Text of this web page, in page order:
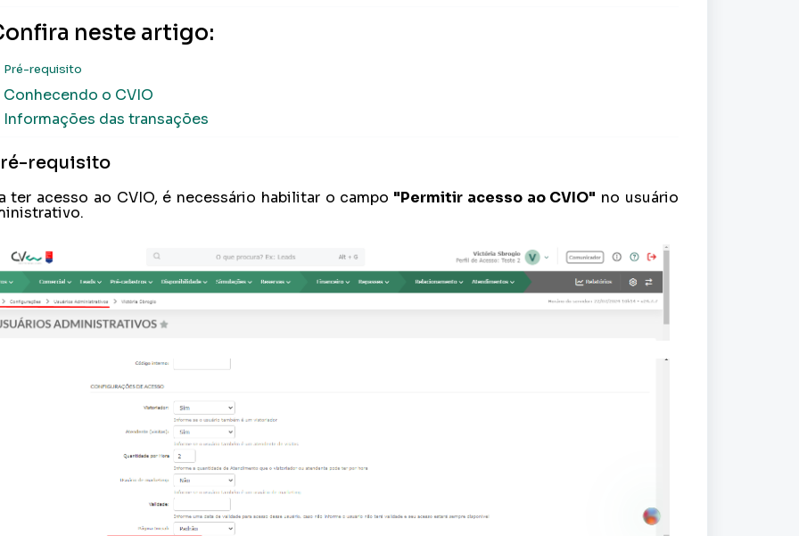
neste artigo:
Pré-requisito
Conhecendo o CVIO
Informações das transações
requisito
ter acesso ao CVIO, é necessário habilitar o campo "Permitir acesso ao CVIO" no usuário